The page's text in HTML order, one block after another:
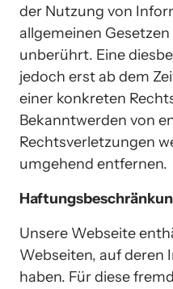
der Nutzung von
allgemeinen
unberührt. Eine
jedoch erst ab dem
einer konkreten
Bekanntwerden von
Rechtsverletzungen
umgehend entfernen.
Unsere Webseite
Webseiten, auf deren
haben. Für diese